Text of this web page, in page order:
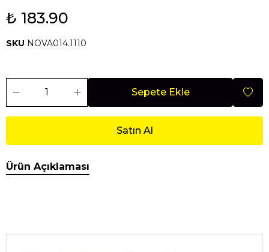
₺ 183.90
SKU NOVA014.1110
Sepete Ekle
Satın Al
Ürün Açıklaması